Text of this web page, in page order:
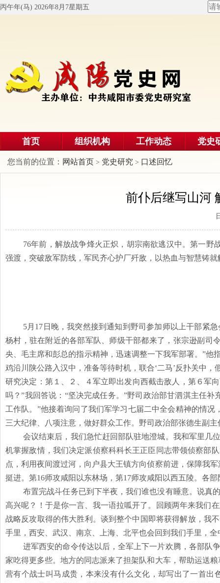
丙午年(马) 2026年8月7星期五
首页 组织机构 工作动态 党史
您当前的位置： 网站首页 > 党史研究 > 口述回忆
前仆后继写山河
76年前，解放战争烽火正炽，胡宗南欲逃汉中。第一
强渡，突破敌军防线，军民齐心护厂歼敌，以热血与智慧铸
5月17日晚，我突然接到通知到野司参加师以上干部紧
杨村，驻在附近的各部军队、师级干部都来了，张宗逊副司
央、毛主席和彭总的指示精神，迅速调整一下我军部署。”
鸡沿川陕公路入汉中，准备等待时机，联合‘二马’反扑关中
研究决定：第１、２、４军立即出发向西截击敌人，第６军
吗？”我回答说：“坚决完成任务。”野司政治部甘泗淇主任
工作队。”他接着询问了我们军学习七届二中全会精神的情
三大纪律、八项注意，做好群众工作。野司政治部张德生副
会议结束后，我们急忙赶回部队驻地澄城。我和军里几
机掌握敌情，我们决定派侦察科科长王正臣同志带领侦察部
点，利用夜间渡过河，向户县大王镇方向侦察前进，保障我
挺进。第16师攻咸阳以东林场，第17师攻咸阳以西五陵。各
布置完战斗任务已到下半夜，我们谁也没有睡意。说真
高兴呢？！于是你一言、我一语拉呱开了。回顾两年来我们
战略反攻取得的伟大胜利。谈到整个中国即将获得解放，我
手里，西安、武汉、南京、上海、北平也会回到我们手里，
进军西安的命令传达以后，全军上下一片欢腾，各部队
家吃得更多些。地方的同志派来了担架队和大车，帮助运送
营有个战士叫马成贵，本来没有什么文化，却写出了一首